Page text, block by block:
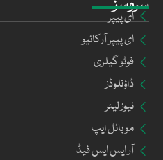
ای پیپر
ای پیپر آرکائیو
فوٹو گیلری
ڈاؤنلوڈز
نیوز لیٹر
موبائل ایپ
آر ایس ایس فیڈ